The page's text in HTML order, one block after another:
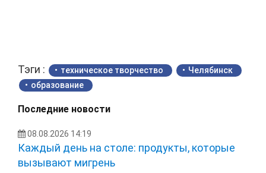
Тэги : техническое творчество
Челябинск
образование
Последние новости
08.08.2026 14:19
Каждый день на столе: продукты, которые
вызывают мигрень